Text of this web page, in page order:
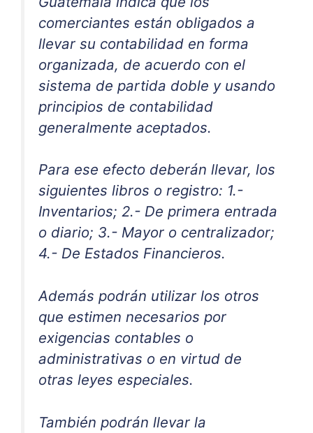
comerciantes están obligados a
llevar su contabilidad en forma
organizada, de acuerdo con el
sistema de partida doble y usando
principios de contabilidad
generalmente aceptados.
Para ese efecto deberán llevar, los
siguientes libros o registro: 1.-
Inventarios; 2.- De primera entrada
o diario; 3.- Mayor o centralizador;
4.- De Estados Financieros.
Además podrán utilizar los otros
que estimen necesarios por
exigencias contables o
administrativas o en virtud de
otras leyes especiales.
También podrán llevar la